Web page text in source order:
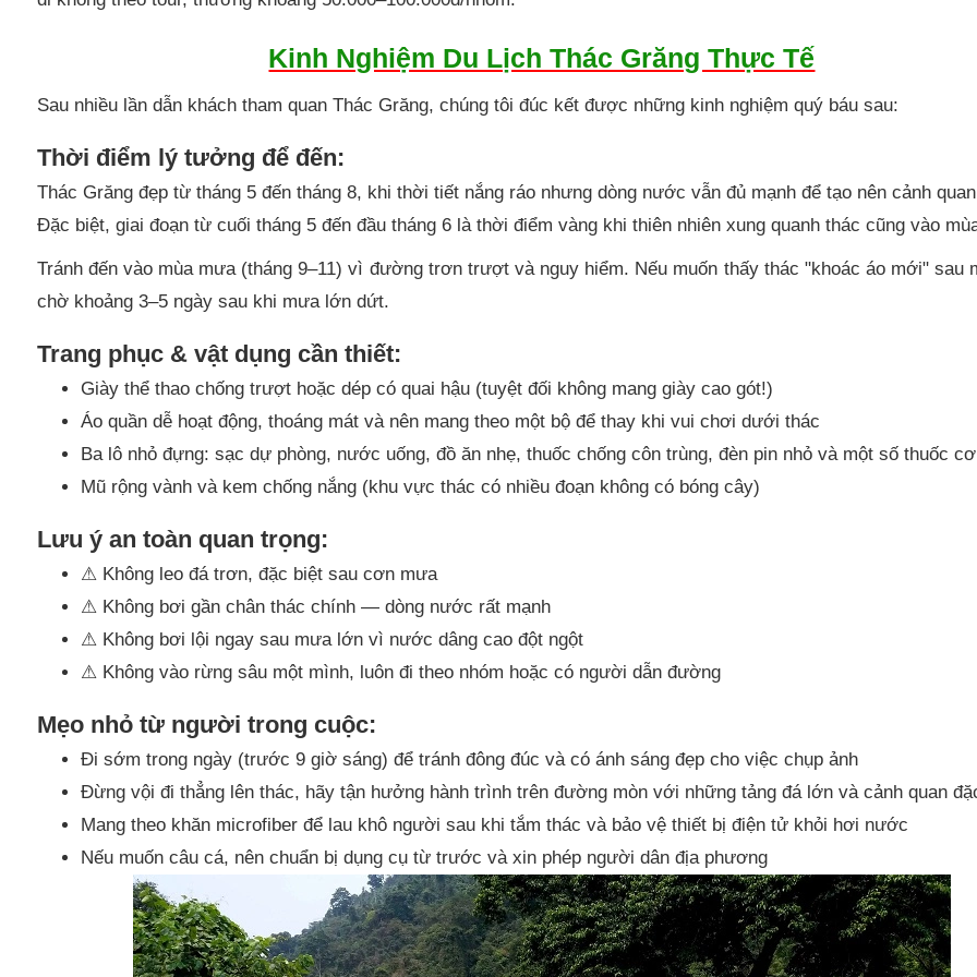
Kinh Nghiệm Du Lịch Thác Grăng Thực Tế
Sau nhiều lần dẫn khách tham quan Thác Grăng, chúng tôi đúc kết được những kinh nghiệm quý báu sau:
Thời điểm lý tưởng để đến:
Thác Grăng đẹp từ tháng 5 đến tháng 8, khi thời tiết nắng ráo nhưng dòng nước vẫn đủ mạnh để tạo nên cảnh
Đặc biệt, giai đoạn từ cuối tháng 5 đến đầu tháng 6 là thời điểm vàng khi thiên nhiên xung quanh thác cũng vào
Tránh đến vào mùa mưa (tháng 9–11) vì đường trơn trượt và nguy hiểm. Nếu muốn thấy thác "khoác áo mới" sau
chờ khoảng 3–5 ngày sau khi mưa lớn dứt.
Trang phục & vật dụng cần thiết:
Giày thể thao chống trượt hoặc dép có quai hậu (tuyệt đối không mang giày cao gót!)
Áo quần dễ hoạt động, thoáng mát và nên mang theo một bộ để thay khi vui chơi dưới thác
Ba lô nhỏ đựng: sạc dự phòng, nước uống, đồ ăn nhẹ, thuốc chống côn trùng, đèn pin nhỏ và một số thuốc
Mũ rộng vành và kem chống nắng (khu vực thác có nhiều đoạn không có bóng cây)
Lưu ý an toàn quan trọng:
⚠ Không leo đá trơn, đặc biệt sau cơn mưa
⚠ Không bơi gần chân thác chính — dòng nước rất mạnh
⚠ Không bơi lội ngay sau mưa lớn vì nước dâng cao đột ngột
⚠ Không vào rừng sâu một mình, luôn đi theo nhóm hoặc có người dẫn đường
Mẹo nhỏ từ người trong cuộc:
Đi sớm trong ngày (trước 9 giờ sáng) để tránh đông đúc và có ánh sáng đẹp cho việc chụp ảnh
Đừng vội đi thẳng lên thác, hãy tận hưởng hành trình trên đường mòn với những tảng đá lớn và cảnh quan
Mang theo khăn microfiber để lau khô người sau khi tắm thác và bảo vệ thiết bị điện tử khỏi hơi nước
Nếu muốn câu cá, nên chuẩn bị dụng cụ từ trước và xin phép người dân địa phương